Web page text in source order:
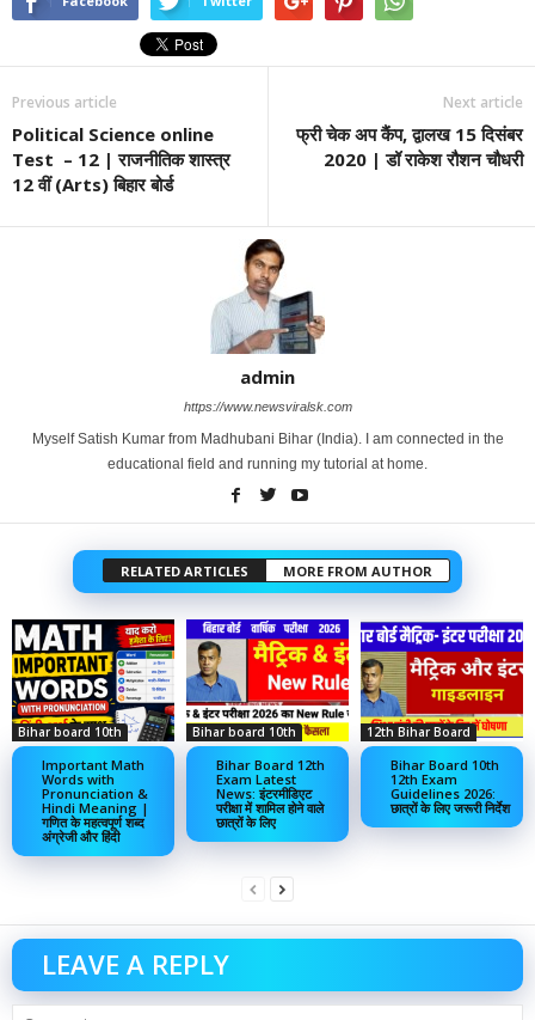
Previous article
Political Science online
Test – 12 | राजनीतिक शास्त्र
12 वीं (Arts) बिहार बोर्ड
Next article
फ्री चेक अप कैंप, द्वालख 15 दिसंबर
2020 | डॉ राकेश रौशन चौधरी
admin
https://www.newsviralsk.com
Myself Satish Kumar from Madhubani Bihar (India). I am connected in the
educational field and running my tutorial at home.
RELATED ARTICLES MORE FROM AUTHOR
Bihar board 10th
Important Math
Words with
Pronunciation &
Hindi Meaning |
गणित के महत्वपूर्ण शब्द
अंग्रेजी और हिंदी
Bihar board 10th
Bihar Board 12th
Exam Latest
News: इंटरमीडिएट
परीक्षा में शामिल होने वाले
छात्रों के लिए
12th Bihar Board
Bihar Board 10th
12th Exam
Guidelines 2026:
छात्रों के लिए जरूरी निर्देश
LEAVE A REPLY